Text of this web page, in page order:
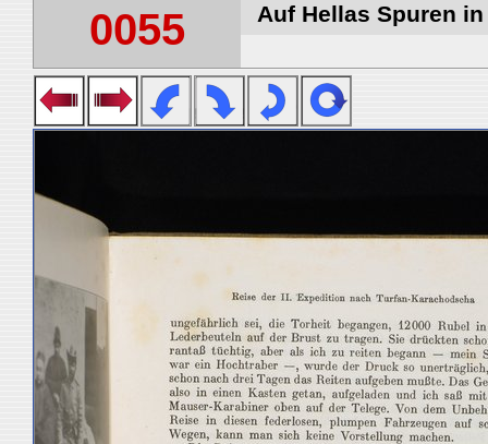
0055 Auf Hellas Spuren